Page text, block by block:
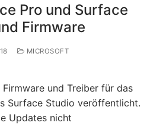
Pro und Surface
Firmware
MICROSOFT
und Treiber für das
Surface Studio veröffentlicht.
Updates nicht